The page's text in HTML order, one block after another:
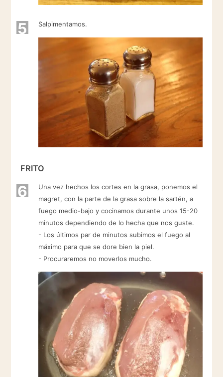
5 Salpimentamos.
FRITO
6
Una vez hechos los cortes en la grasa, ponemos el
magret, con la parte de la grasa sobre la sartén, a
fuego medio-bajo y cocinamos durante unos 15-20
minutos dependiendo de lo hecha que nos guste.
- Los últimos par de minutos subimos el fuego al
máximo para que se dore bien la piel.
- Procuraremos no moverlos mucho.